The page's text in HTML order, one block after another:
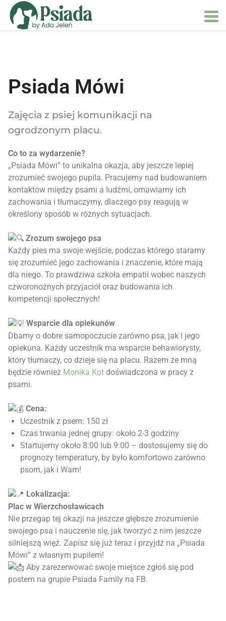
Psiada Mówi
Zajęcia z psiej komunikacji na
ogrodzonym placu.
Co to za wydarzenie?
„Psiada Mówi” to unikalna okazja, aby jeszcze lepiej
zrozumieć swojego pupila. Pracujemy nad budowaniem
kontaktów między psami a ludźmi, omawiamy ich
zachowania i tłumaczymy, dlaczego psy reagują w
określony sposób w różnych sytuacjach.
Zrozum swojego psa
Każdy pies ma swoje wejście, podczas którego staramy
się zrozumieć jego zachowania i znaczenie, które mają
dla niego. To prawdziwa szkoła empatii wobec naszych
czworonożnych przyjaciół oraz budowania ich
kompetencji społecznych!
Wsparcie dla opiekunów
Dbamy o dobre samopoczucie zarówno psa, jak i jego
opiekuna. Każdy uczestnik ma wsparcie behawiorysty,
który tłumaczy, co dzieje się na placu. Razem ze mną
będzie również Monika Kot doświadczona w pracy z
psami.
Cena:
Uczestnik z psem: 150 zł
Czas trwania jednej grupy: około 2-3 godziny
Startujemy około 8:00 lub 9:00 – dostosujemy się do
prognozy temperatury, by było komfortowo zarówno
psom, jak i Wam!
Lokalizacja:
Plac w Wierzchosławicach
Nie przegap tej okazji na jeszcze głębsze zrozumienie
swojego psa i nauczenie się, jak tworzyć z nim jeszcze
silniejszą więź. Zapisz się już teraz i przyjdź na „Psiada
Mówi” z własnym pupilem!
Aby zarezerwować swoje miejsce zgłoś się pod
postem na grupie Psiada Family na FB.